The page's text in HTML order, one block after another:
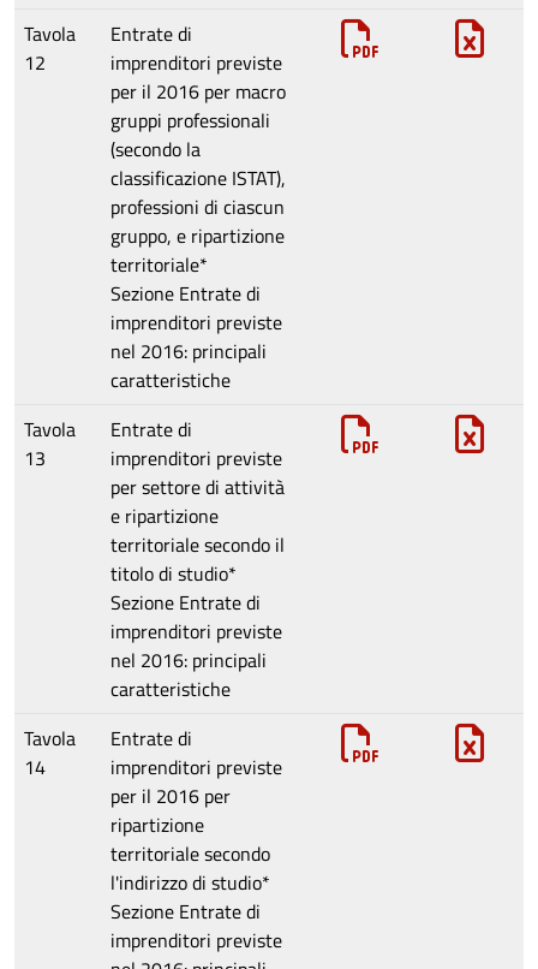
Tavola
12
Entrate di
imprenditori previste
per il 2016 per macro
gruppi professionali
(secondo la
classificazione ISTAT),
professioni di ciascun
gruppo, e ripartizione
territoriale*
Sezione Entrate di
imprenditori previste
nel 2016: principali
caratteristiche
Tavola
13
Entrate di
imprenditori previste
per settore di attività
e ripartizione
territoriale secondo il
titolo di studio*
Sezione Entrate di
imprenditori previste
nel 2016: principali
caratteristiche
Tavola
14
Entrate di
imprenditori previste
per il 2016 per
ripartizione
territoriale secondo
l'indirizzo di studio*
Sezione Entrate di
imprenditori previste